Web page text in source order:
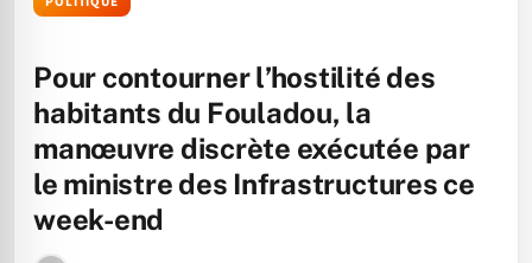
Pour contourner l’hostilité des
habitants du Fouladou, la
manœuvre discrète exécutée par
le ministre des Infrastructures ce
week-end